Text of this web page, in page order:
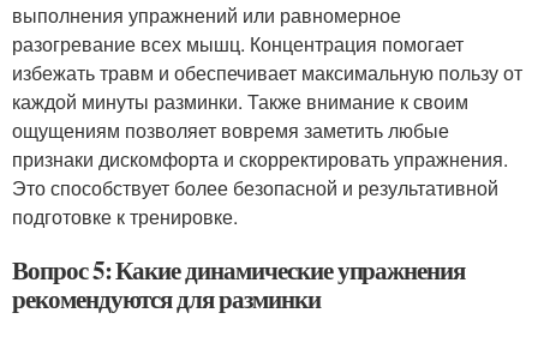
выполнения упражнений или равномерное
разогревание всех мышц. Концентрация помогает
избежать травм и обеспечивает максимальную пользу от
каждой минуты разминки. Также внимание к своим
ощущениям позволяет вовремя заметить любые
признаки дискомфорта и скорректировать упражнения.
Это способствует более безопасной и результативной
подготовке к тренировке.
Вопрос 5: Какие динамические упражнения
рекомендуются для разминки